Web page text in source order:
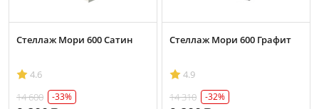
Стеллаж Мори 600 Сатин
4.6
14 600
-33%
Стеллаж Мори 600 Графит
4.9
14 310
-32%